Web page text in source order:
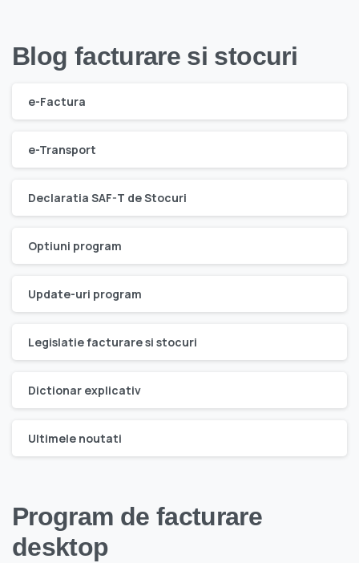
Blog facturare si stocuri
e-Factura
e-Transport
Declaratia SAF-T de Stocuri
Optiuni program
Update-uri program
Legislatie facturare si stocuri
Dictionar explicativ
Ultimele noutati
Program de facturare
desktop